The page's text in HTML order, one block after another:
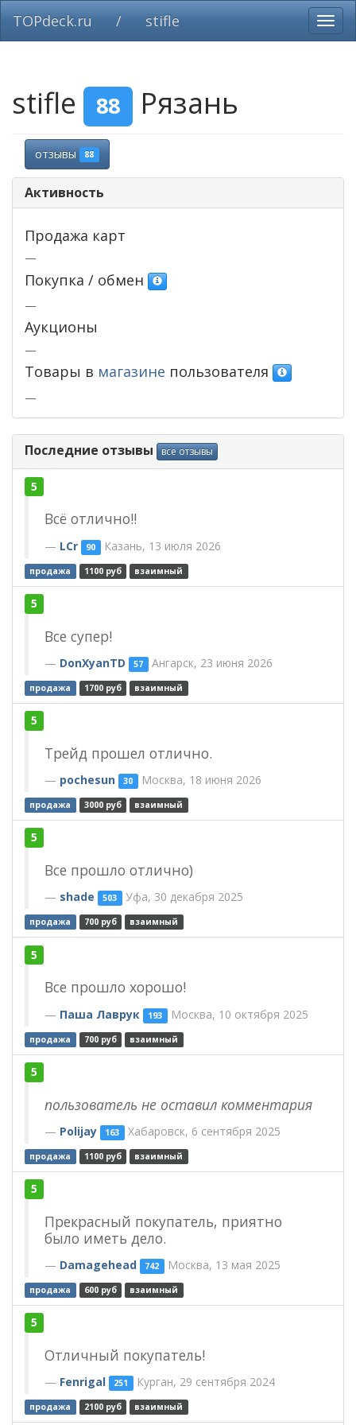
TOPdeck.ru / stifle
stifle 88 Рязань
отзывы 88
Активность
Продажа карт
—
Покупка / обмен
—
Аукционы
—
Товары в магазине пользователя
—
Последние отзывы все отзывы
5
Всё отлично!!
LCr 90 Казань, 13 июля 2026
продажа 1100 руб взаимный
5
Все супер!
DonXyanTD 57 Ангарск, 23 июня 2026
продажа 1700 руб взаимный
5
Трейд прошел отлично.
pochesun 30 Москва, 18 июня 2026
продажа 3000 руб взаимный
5
Все прошло отлично)
shade 503 Уфа, 30 декабря 2025
продажа 700 руб взаимный
5
Все прошло хорошо!
Паша Лаврук 193 Москва, 10 октября 2025
продажа 700 руб взаимный
5
пользователь не оставил комментария
Polijay 163 Хабаровск, 6 сентября 2025
продажа 1100 руб взаимный
5
Прекрасный покупатель, приятно
было иметь дело.
Damagehead 742 Москва, 13 мая 2025
продажа 600 руб взаимный
5
Отличный покупатель!
Fenrigal 251 Курган, 29 сентября 2024
продажа 2100 руб взаимный